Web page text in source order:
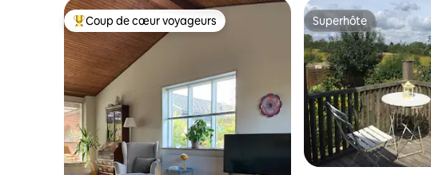
Coups de cœur voyageurs les plus appréciés
Coup de cœur voyageurs Superhôte
Superhôte